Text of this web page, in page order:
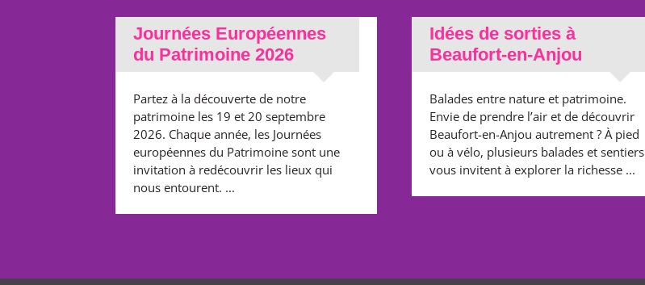
Journées Européennes
du Patrimoine 2026
Partez à la découverte de notre
patrimoine les 19 et 20 septembre
2026. Chaque année, les Journées
européennes du Patrimoine sont une
invitation à redécouvrir les lieux qui
nous entourent. ...
Idées de sorties à
Beaufort-en-Anjou
Balades entre nature et patrimoine.
Envie de prendre l’air et de découvrir
Beaufort-en-Anjou autrement ? À pied
ou à vélo, plusieurs balades et sentiers
vous invitent à explorer la richesse ...